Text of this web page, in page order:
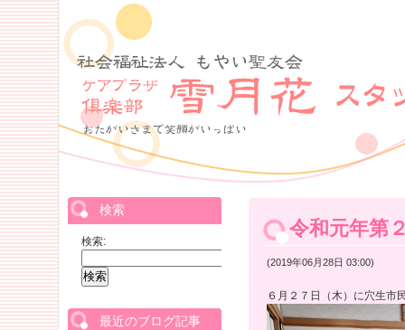
令和元年第
(2019年06月28日 03:00)
６月２７日（木）に穴生市
検索
検索:
最近のブログ記事